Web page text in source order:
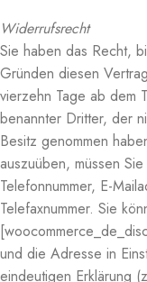
Widerrufsrecht
Sie haben das Recht,
Gründen diesen
vierzehn Tage ab dem
benannter Dritter, der
Besitz genommen
auszuüben, müssen
Telefonnummer, E-
Telefaxnummer. Sie
und die Adresse in
eindeutigen Erklärung